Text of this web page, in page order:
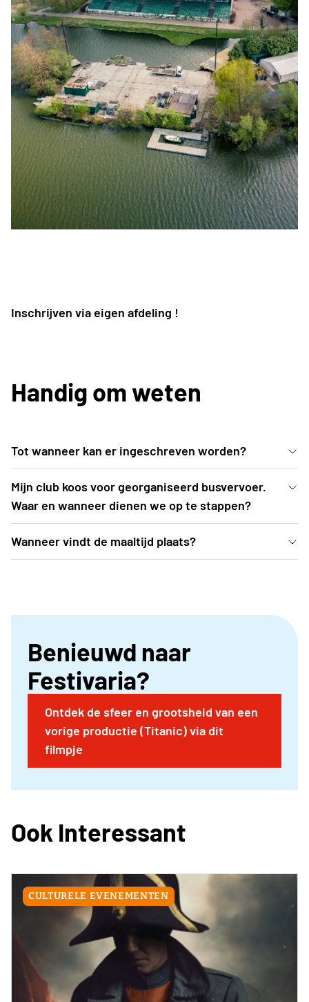
Inschrijven via eigen afdeling !
Handig om weten
Tot wanneer kan er ingeschreven worden?
Inschrijven kan uiterlijk t.e.m. vrijdag 5 juni 2026 of
tot zolang de voorraad strekt.
Mijn club koos voor georganiseerd busvervoer.
Waar en wanneer dienen we op te stappen?
De busroutes worden opgemaakt nadat
inschrijvingen zijn afgesloten. Een drietal weken
praktische info, in de mailbox
Wanneer vindt de maaltijd plaats?
Donkmeer in Berlare. Alle gedetailleerde praktische
Benieuwd naar
Festivaria?
Ontdek de sfeer en grootsheid van een
vorige productie (Titanic) via dit
filmpje
Ook Interessant
CULTURELE EVENEMENTEN